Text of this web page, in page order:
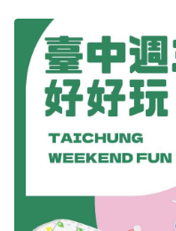
https://reurl.cc/XaAekM
诞拾光派对 12/13(六)
（台中市北屯区文昌东
https://reurl.cc/QVELD0
旅市集 12/13(六)－12/
月台（台中市中区台湾
https://reurl.cc/
带回家 一起用你的镜头
参加？ ① 追踪【大玩
③ 留言上传台中圣诞照
圣诞礼盒 ×1 圣诞造型
活动期间｜即日起～
12/31（三）於本篇留
#MerryChrismas #台中